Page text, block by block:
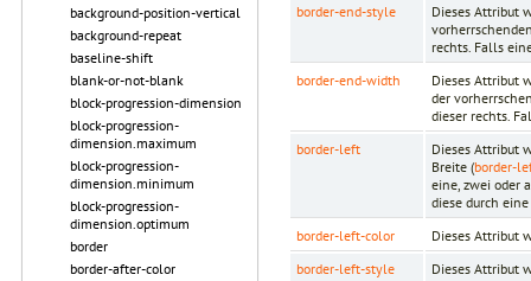
background-position-vertical
background-repeat
baseline-shift
blank-or-not-blank
block-progression-dimension
block-progression-
dimension.maximum
block-progression-
dimension.minimum
block-progression-
dimension.optimum
border
border-after-color
border-end-style
Dieses Attribut
rechts. Falls
border-end-width
Dieses Attribut
der
dieser rechts.
border-left
Dieses Attribut
Breite (border-
eine, zwei oder
diese durch
border-left-color
Dieses Attribut
border-left-style
Dieses Attribut